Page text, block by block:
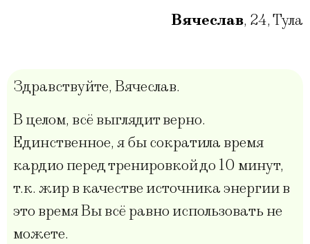
Вячеслав, 24,Тула
Здравствуйте, Вячеслав.
В целом, всё выглядит верно.
Единственное, я бы сократила время
кардио перед тренировкой до 10 минут,
т.к. жир в качестве источника энергии в
это время Вы всё равно использовать не
можете.